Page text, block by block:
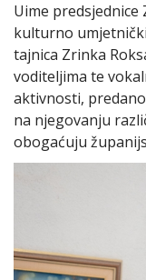
Uime predsjednice
kulturno
tajnica Zrinka
voditeljima te
aktivnosti,
na njegovanju
obogaćuju